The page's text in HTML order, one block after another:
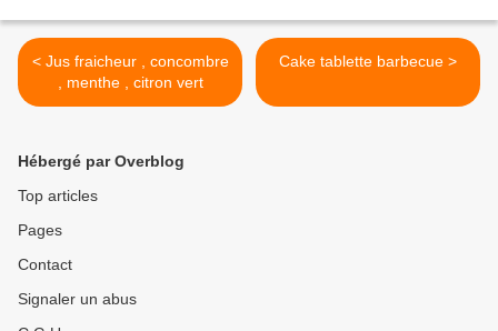
< Jus fraicheur , concombre
, menthe , citron vert
Cake tablette barbecue >
Hébergé par Overblog
Top articles
Pages
Contact
Signaler un abus